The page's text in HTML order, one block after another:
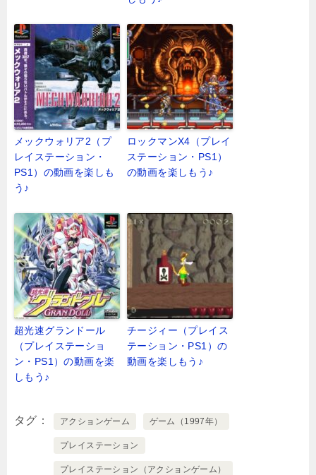
メックウォリア2（プ
レイステーション・
PS1）の動画を楽しも
う♪
ロックマンX4（プレイ
ステーション・PS1）
の動画を楽しもう♪
超光速グランドール
（プレイステーショ
ン・PS1）の動画を楽
しもう♪
チージィー（プレイス
テーション・PS1）の
動画を楽しもう♪
タグ アクションゲーム ゲーム（1997年）
プレイステーション
プレイステーション（アクションゲーム）